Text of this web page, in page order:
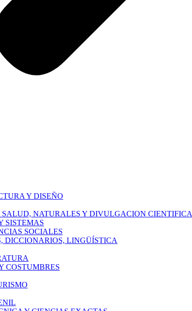
Y DISEÑO
NATURALES Y DIVULGACION CIENTIFICA
SISTEMAS
SOCIALES
DICCIONARIOS, LINGÜÍSTICA
COSTUMBRES